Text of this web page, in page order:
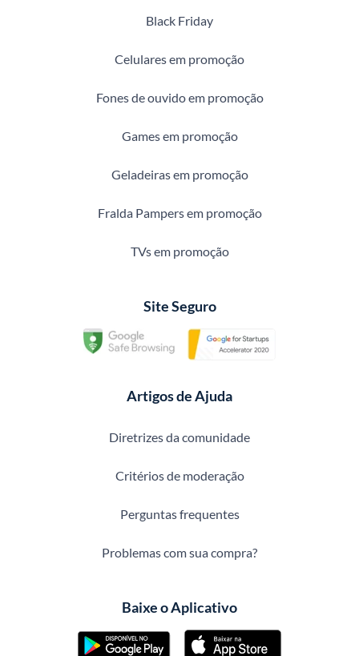
Black Friday
Celulares em promoção
Fones de ouvido em promoção
Games em promoção
Geladeiras em promoção
Fralda Pampers em promoção
TVs em promoção
Site Seguro
Artigos de Ajuda
Diretrizes da comunidade
Critérios de moderação
Perguntas frequentes
Problemas com sua compra?
Baixe o Aplicativo